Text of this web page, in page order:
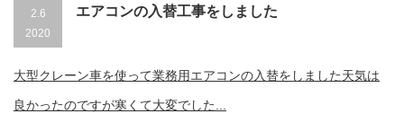
2.6
2020
エアコンの入替工事をしました
大型クレーン車を使って業務用エアコンの入替をしました天気は
良かったのですが寒くて大変でした...